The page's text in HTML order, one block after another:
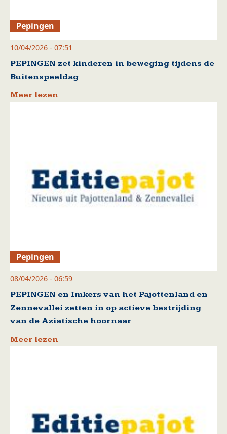
Pepingen
10/04/2026 - 07:51
PEPINGEN zet kinderen in beweging tijdens de
Buitenspeeldag
Meer lezen
Pepingen
08/04/2026 - 06:59
PEPINGEN en Imkers van het Pajottenland en
Zennevallei zetten in op actieve bestrijding
van de Aziatische hoornaar
Meer lezen